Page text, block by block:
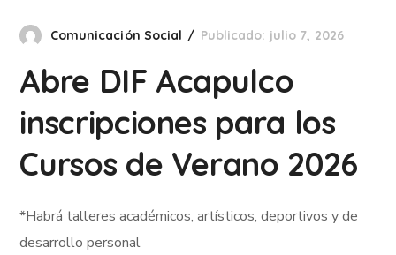
Comunicación Social Publicado: julio 7, 2026
Abre DIF Acapulco
inscripciones para los
Cursos de Verano 2026
*Habrá talleres académicos, artísticos, deportivos y de
desarrollo personal